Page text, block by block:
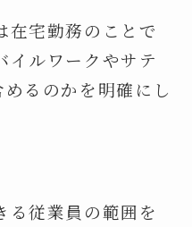
宅勤務のことで
イルワークやサテ
るのかを明確にし
従業員の範囲を